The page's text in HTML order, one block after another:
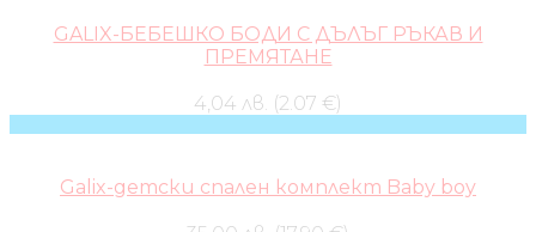
GALIX-БЕБЕШКО БОДИ С ДЪЛЪГ РЪКАВ И
ПРЕМЯТАНЕ
4,04 лв. (2.07 €)
Galix-детски спален комплект Baby boy